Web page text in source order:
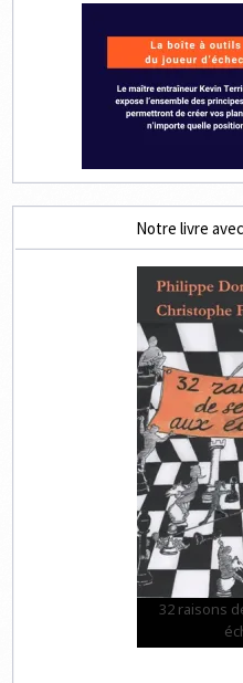
Notre livre
32 raisons